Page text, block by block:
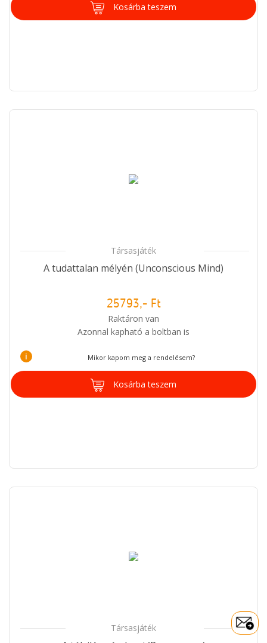
Kosárba teszem
Társasjáték
A tudattalan mélyén (Unconscious Mind)
25793,- Ft
Raktáron van
Azonnal kapható a boltban is
i Mikor kapom meg a rendelésem?
Kosárba teszem
Társasjáték